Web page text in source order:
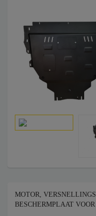
MOTOR,
BESCHERMPLAAT